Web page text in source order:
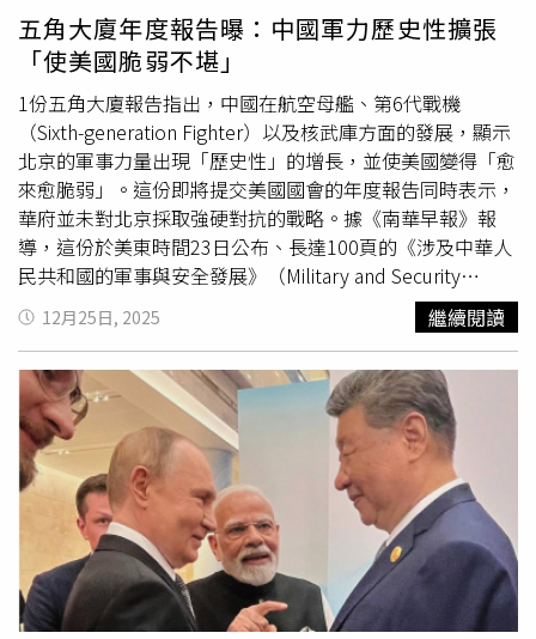
絕包括武器、糧食與石油在內的關鍵補給，最終使其孤立無
援並在經濟上陷入癱瘓。」文章也強調，解放軍海軍的水雷
作戰能力，已從近海防禦擴展至「遠海攻擊作戰」。報導補
充，AJX002於去年9月3日在北京舉行的「勝利日閱兵」中
首次亮相，這種超大型無人潛航器為執行此類任務的最新智
慧化平台之一，並具備隱蔽封鎖能力。該裝置外形類似魚
雷，長約20公尺、寬約1.2公尺，採用泵噴推進（pump-jet
propulsion）系統，並配備聲學匿蹤塗層（acoustic
stealth coating），以利靜默滲透。估計每次任務最多可布
設20枚水雷。此無人潛航器可由水面艦艇或潛艦運送至安全
區域後釋放，並自主航行進入敵方港口或狹窄海峽布雷。其
航程估計可達1000海里，足以抵達第一島鏈關鍵要道並返
回母艦。據信AJX002亦配備高階自主作戰系統
（autonomous combat system）與整合式水下機器人技術
（underwater robotic technologies）。透過水聲通信網路
（hydroacoustic communication networks）與衛星連
結，多架無人潛航器可形成協同作戰網路，即時共享數據，
以優化布雷位置與航行路徑。文章亦提到，中國在同一場閱
兵中還展示了1種「智慧型」水雷（smart naval mine），
能夠識別、攻擊目標，並可能成為「AJX002」的搭載武器
之一，「AJX002將成為解放軍在未來可能對台封鎖行動，
以及反制外部軍事干預時的重要嚇阻武器。」
五角大廈年度報告曝：中國軍力歷史性擴張
「使美國脆弱不堪」
1份五角大廈報告指出，中國在航空母艦、第6代戰機
（Sixth-generation Fighter）以及核武庫方面的發展，顯示
北京的軍事力量出現「歷史性」的增長，並使美國變得「愈
來愈脆弱」。這份即將提交美國國會的年度報告同時表示，
華府並未對北京採取強硬對抗的戰略。據《南華早報》報
導，這份於美東時間23日公布、長達100頁的《涉及中華人
民共和國的軍事與安全發展》（Military and Security
Developments Involving the People’s Republic of
China）報告指出：「我們不尋求扼殺、支配或羞辱中
國……我們僅僅是要阻止任何國家在印太地區支配我們或我
們的盟友。」報告補充：「中國歷史性的軍事擴張，已使美
國本土變得愈來愈脆弱。」內容還引述北京持續擴張的核
武、海上與傳統長程打擊能力，以及網路與太空能力，這些
力量「足以直接威脅美國人的安全。」報告指出，中國人民
解放軍海軍（People’s Liberation Army Navy）計畫在
2035年前建造6艘航空母艦，將總數由目前的3艘增加至9
艘，超出外界先前的預期。這項預測出現在中國最先進航空
母艦「福建艦」服役1個月之後。隨著福建艦服役，中國成
為繼美國之後，第2個操作配備電磁彈射系統航母的國家。
12月25日, 2025 繼續閱讀